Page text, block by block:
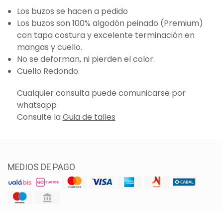
Los buzos se hacen a pedido
Los buzos son 100% algodón peinado (Premium)
con tapa costura y excelente terminación en
mangas y cuello.
No se deforman, ni pierden el color.
Cuello Redondo.
Cualquier consulta puede comunicarse por
whatsapp
Consulte la Guia de talles
MEDIOS DE PAGO